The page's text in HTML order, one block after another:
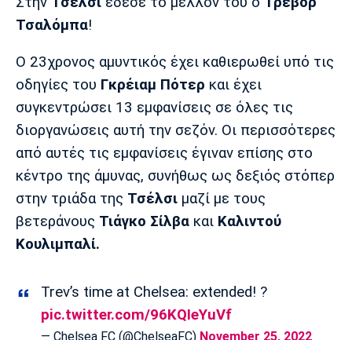
Cine Spot
Running
Media
Παρασκήνιο
Ιωνικός Κηφισιά Πανσερραϊκός
Μπαρτσελόνα
Ρεάλ
Μαδρίτης
Ατλέτικο
Μαδρίτης
Τσαλόμπα!
Ο 23χρονος αμυντικός έχει καθιερωθεί υπό τις
οδηγίες του Γκρέιαμ Πότερ και έχει
συγκεντρώσει 13 εμφανίσεις σε όλες τις
διοργανώσεις αυτή την σεζόν. Οι περισσότερες
από αυτές τις εμφανίσεις έγιναν επίσης στο
κέντρο της άμυνας, συνήθως ως δεξιός στόπερ
στην τριάδα της Τσέλσι μαζί με τους
βετεράνους Τιάγκο Σίλβα και Καλιντού
Κουλιμπαλί.
Trev’s time at Chelsea: extended! ?
pic.twitter.com/96KQIeYuVf
— Chelsea FC (@ChelseaFC) November 25, 2022